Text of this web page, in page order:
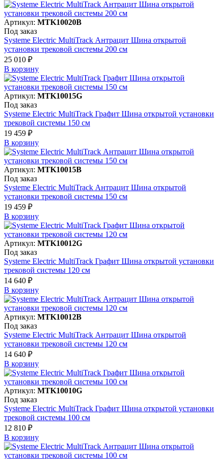
Артикул: MTK10020B
Под заказ
Systeme Electric MultiTrack Антрацит Шина открытой
установки трековой системы 200 см
25 010 ₽
В корзинy
Артикул: MTK10015G
Под заказ
Systeme Electric MultiTrack Графит Шина открытой установки
трековой системы 150 см
19 459 ₽
В корзинy
Артикул: MTK10015B
Под заказ
Systeme Electric MultiTrack Антрацит Шина открытой
установки трековой системы 150 см
19 459 ₽
В корзинy
Артикул: MTK10012G
Под заказ
Systeme Electric MultiTrack Графит Шина открытой установки
трековой системы 120 см
14 640 ₽
В корзинy
Артикул: MTK10012B
Под заказ
Systeme Electric MultiTrack Антрацит Шина открытой
установки трековой системы 120 см
14 640 ₽
В корзинy
Артикул: MTK10010G
Под заказ
Systeme Electric MultiTrack Графит Шина открытой установки
трековой системы 100 см
12 810 ₽
В корзинy